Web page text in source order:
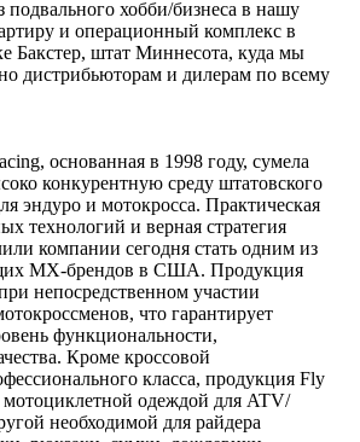
подвального хобби/бизнеса в нашу
и операционный комплекс в
Бакстер, штат Миннесота, куда мы
дистрибьюторам и дилерам по всему
основанная в 1998 году, сумела
конкурентную среду штатовского
эндуро и мотокросса. Практическая
технологий и верная стратегия
компании сегодня стать одним из
MX-брендов в США. Продукция
непосредственном участии
что гарантирует
функциональности,
Кроме кроссовой
класса, продукция Fly
мотоциклетной одеждой для ATV/
необходимой для райдера